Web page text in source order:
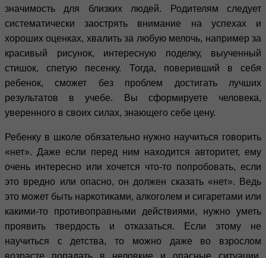
значимость для близких людей. Родителям следует
систематически заострять внимание на успехах и
хороших оценках, хвалить за любую мелочь, например за
красивый рисунок, интересную поделку, выученный
стишок, спетую песенку. Тогда, поверивший в себя
ребенок, сможет без проблем достигать лучших
результатов в учебе. Вы сформируете человека,
уверенного в своих силах, знающего себе цену.
Ребенку в школе обязательно нужно научиться говорить
«нет». Даже если перед ним находится авторитет, ему
очень интересно или хочется что-то попробовать, если
это вредно или опасно, он должен сказать «нет». Ведь
это может быть наркотиками, алкоголем и сигаретами или
какими-то противоправными действиями, нужно уметь
проявить твердость и отказаться. Если этому не
научиться с детства, то можно даже во взрослом